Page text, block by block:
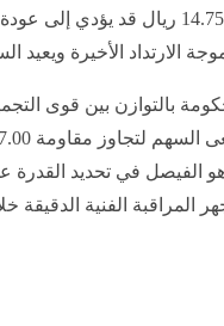
إن أي تراجع والثبات دون مستوى
الارتداد الأخيرة ويعيد
بالتوازن بين قوى
يبقى مستوى 19.30 ريال هو الفيصل في
المراقبة الفنية الدقيقة